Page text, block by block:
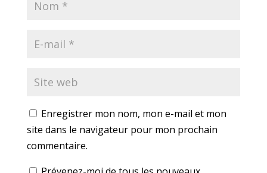
Enregistrer mon nom, mon e-mail et mon
site dans le navigateur pour mon prochain
commentaire.